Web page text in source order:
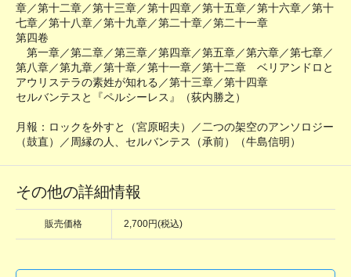
章／第十二章／第十三章／第十四章／第十五章／第十六章／第十
七章／第十八章／第十九章／第二十章／第二十一章
第四卷
第一章／第二章／第三章／第四章／第五章／第六章／第七章／
第八章／第九章／第十章／第十一章／第十二章 ベリアンドロと
アウリステラの素姓が知れる／第十三章／第十四章
セルバンテスと『ペルシーレス』（荻内勝之）
月報：ロックを外すと（宮原昭夫）／二つの架空のアンソロジー
（鼓直）／周縁の人、セルバンテス（承前）（牛島信明）
その他の詳細情報
販売価格 2,700円(税込)